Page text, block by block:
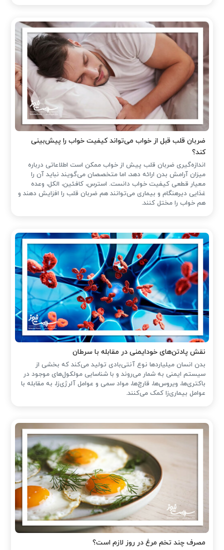
ضربان قلب قبل از خواب می‌تواند کیفیت خواب را پیش‌بینی
کند؟
اندازه‌گیری ضربان قلب پیش از خواب ممکن است اطلاعاتی درباره
میزان آرامش بدن ارائه دهد، اما متخصصان می‌گویند نباید آن را
معیار قطعی کیفیت خواب دانست. استرس، کافئین، الکل، وعده
غذایی دیرهنگام و بیماری می‌توانند هم ضربان قلب را افزایش دهند و
هم خواب را مختل کنند.
نقش پادتن‌های خودایمنی در مقابله با سرطان
بدن انسان میلیاردها نوع آنتی‌بادی تولید می‌کند که بخشی از
سیستم ایمنی به شمار می‌روند و با شناسایی مولکول‌های موجود در
باکتری‌ها، ویروس‌ها، قارچ‌ها، مواد سمی و عوامل آلرژی‌زا، به مقابله با
عوامل بیماری‌زا کمک می‌کنند.
مصرف چند تخم مرغ در روز لازم است؟